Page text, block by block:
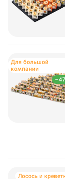
Для большой
компании
Лосось и